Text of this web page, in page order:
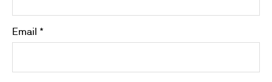
Email *